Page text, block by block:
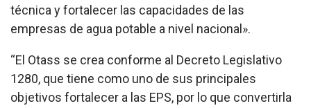
técnica y fortalecer las capacidades de las
empresas de agua potable a nivel nacional».
“El Otass se crea conforme al Decreto Legislativo
1280, que tiene como uno de sus principales
objetivos fortalecer a las EPS, por lo que convertirla